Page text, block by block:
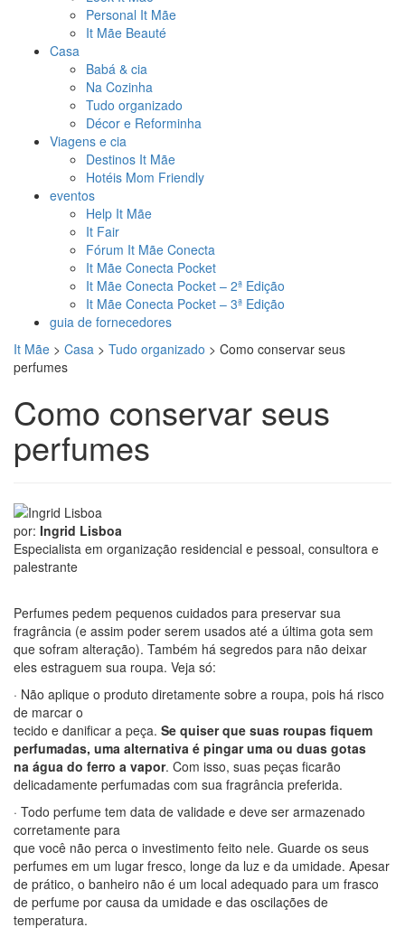
Personal It Mãe
It Mãe Beauté
Casa
Babá & cia
Na Cozinha
Tudo organizado
Décor e Reforminha
Viagens e cia
Destinos It Mãe
Hotéis Mom Friendly
eventos
Help It Mãe
It Fair
Fórum It Mãe Conecta
It Mãe Conecta Pocket
It Mãe Conecta Pocket – 2ª Edição
It Mãe Conecta Pocket – 3ª Edição
guia de fornecedores
It Mãe > Casa > Tudo organizado > Como conservar seus
perfumes
Como conservar seus
perfumes
por: Ingrid Lisboa
Especialista em organização residencial e pessoal, consultora e
palestrante
Perfumes pedem pequenos cuidados para preservar sua
fragrância (e assim poder serem usados até a última gota sem
que sofram alteração). Também há segredos para não deixar
eles estraguem sua roupa. Veja só:
· Não aplique o produto diretamente sobre a roupa, pois há risco
de marcar o
tecido e danificar a peça. Se quiser que suas roupas fiquem
perfumadas, uma alternativa é pingar uma ou duas gotas
na água do ferro a vapor. Com isso, suas peças ficarão
delicadamente perfumadas com sua fragrância preferida.
· Todo perfume tem data de validade e deve ser armazenado
corretamente para
que você não perca o investimento feito nele. Guarde os seus
perfumes em um lugar fresco, longe da luz e da umidade. Apesar
de prático, o banheiro não é um local adequado para um frasco
de perfume por causa da umidade e das oscilações de
temperatura.